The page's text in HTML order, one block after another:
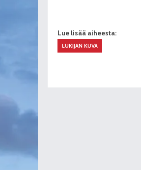
Lue lisää aiheesta:
LUKIJAN KUVA